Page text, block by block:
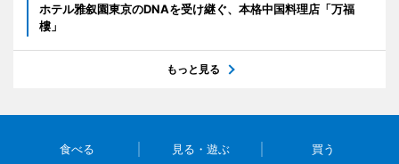
ホテル雅叙園東京のDNAを受け継ぐ、本格中国料理店「万福
樓」
もっと見る
食べる 見る・遊ぶ 買う